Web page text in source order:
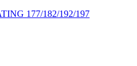
177/182/192/197